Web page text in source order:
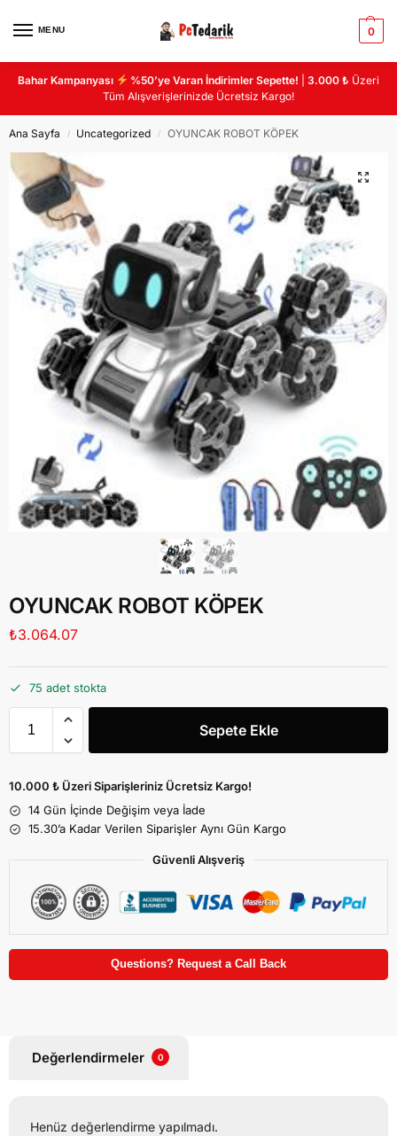
MENU 0
Bahar Kampanyası %50’ye Varan İndirimler Sepette! |3.000 ₺ Üzeri
Tüm Alışverişlerinizde Ücretsiz Kargo!
Ana Sayfa / Uncategorized / OYUNCAK ROBOT KÖPEK
OYUNCAK ROBOT KÖPEK
₺3.064.07
75 adet stokta
Sepete Ekle
10.000 ₺ Üzeri Siparişleriniz Ücretsiz Kargo!
14 Gün İçinde Değişim veya İade
15.30’a Kadar Verilen Siparişler Aynı Gün Kargo
Güvenli Alışveriş
Questions? Request a Call Back
Değerlendirmeler 0
Henüz değerlendirme yapılmadı.